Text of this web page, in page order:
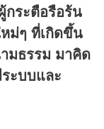
ระตือรือร้น
ม่ๆ ที่เกิดขึ้น
มธรรม มาคิด
ะบบและ